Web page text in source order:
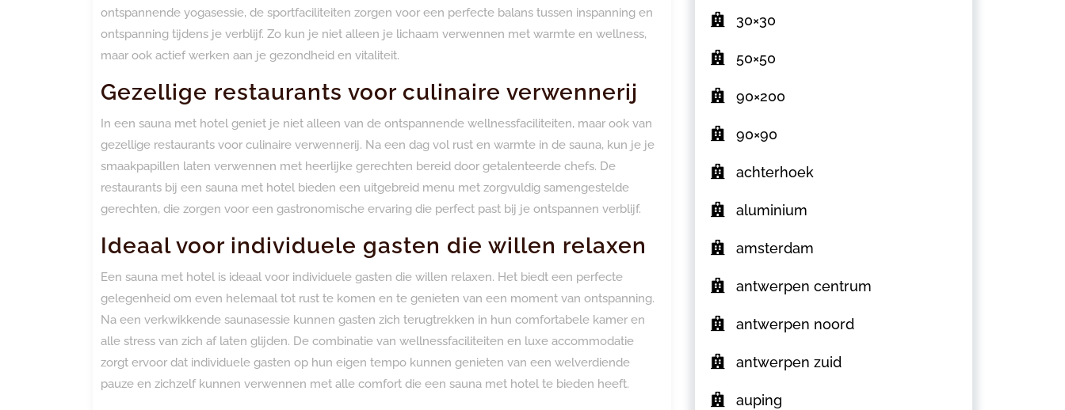
ontspannende yogasessie, de sportfaciliteiten zorgen voor een perfecte balans tussen inspanning en
ontspanning tijdens je verblijf. Zo kun je niet alleen je lichaam verwennen met warmte en wellness,
maar ook actief werken aan je gezondheid en vitaliteit.
Gezellige restaurants voor culinaire verwennerij
In een sauna met hotel geniet je niet alleen van de ontspannende wellnessfaciliteiten, maar ook van
gezellige restaurants voor culinaire verwennerij. Na een dag vol rust en warmte in de sauna, kun je je
smaakpapillen laten verwennen met heerlijke gerechten bereid door getalenteerde chefs. De
restaurants bij een sauna met hotel bieden een uitgebreid menu met zorgvuldig samengestelde
gerechten, die zorgen voor een gastronomische ervaring die perfect past bij je ontspannen verblijf.
Ideaal voor individuele gasten die willen relaxen
Een sauna met hotel is ideaal voor individuele gasten die willen relaxen. Het biedt een perfecte
gelegenheid om even helemaal tot rust te komen en te genieten van een moment van ontspanning.
Na een verkwikkende saunasessie kunnen gasten zich terugtrekken in hun comfortabele kamer en
alle stress van zich af laten glijden. De combinatie van wellnessfaciliteiten en luxe accommodatie
zorgt ervoor dat individuele gasten op hun eigen tempo kunnen genieten van een welverdiende
pauze en zichzelf kunnen verwennen met alle comfort die een sauna met hotel te bieden heeft.
30×30
50×50
90×200
90×90
achterhoek
aluminium
amsterdam
antwerpen centrum
antwerpen noord
antwerpen zuid
auping